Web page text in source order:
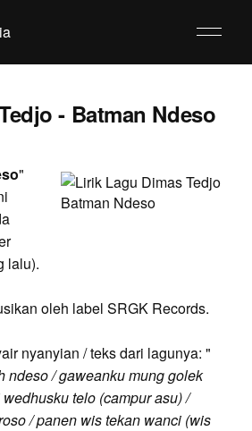
- Batman Ndeso
"
lalu).
oleh label SRGK Records.
nyanyian / teks dari lagunya: "
ndeso / gaweanku mung golek
telo (campur asu) /
/ panen wis tekan wanci (wis